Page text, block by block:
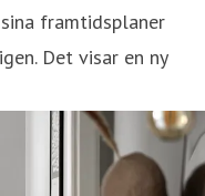
framtidsplaner
Det visar en ny